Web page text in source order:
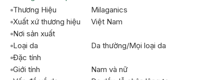
Thương Hiệu
Milaganics
Xuất xứ thương hiệu
Việt Nam
Nơi sản xuất
Loại da
Da thường/Mọi loại da
Đặc tính
Giới tính
Nam và nữ